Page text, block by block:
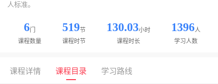
人标准。
6门
课程数量
519节
课程时节
130.03小时
课程时长
1396人
学习人数
课程详情 课程目录 学习路线